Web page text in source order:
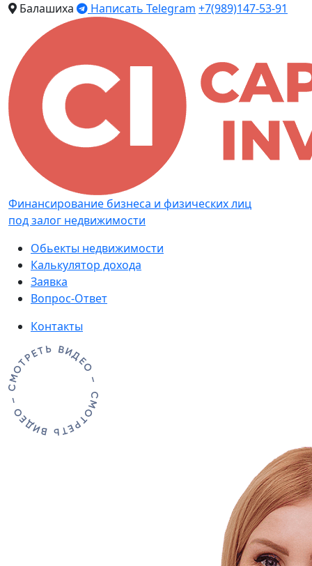
Балашиха
Написать Telegram +7(989)147-53-91
Финансирование бизнеса и физических лиц
под залог недвижимости
Обьекты недвижимости
Калькулятор дохода
Заявка
Вопрос-Ответ
Контакты